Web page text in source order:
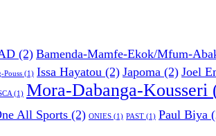
(2) Bamenda-Mamfe-Ekok/Mfum-
Pouss (1) Issa Hayatou (2) Japoma (2) Joel
(1) Mora-Dabanga-Kousseri
All Sports (2) ONIES (1) PAST (1) Paul Biya